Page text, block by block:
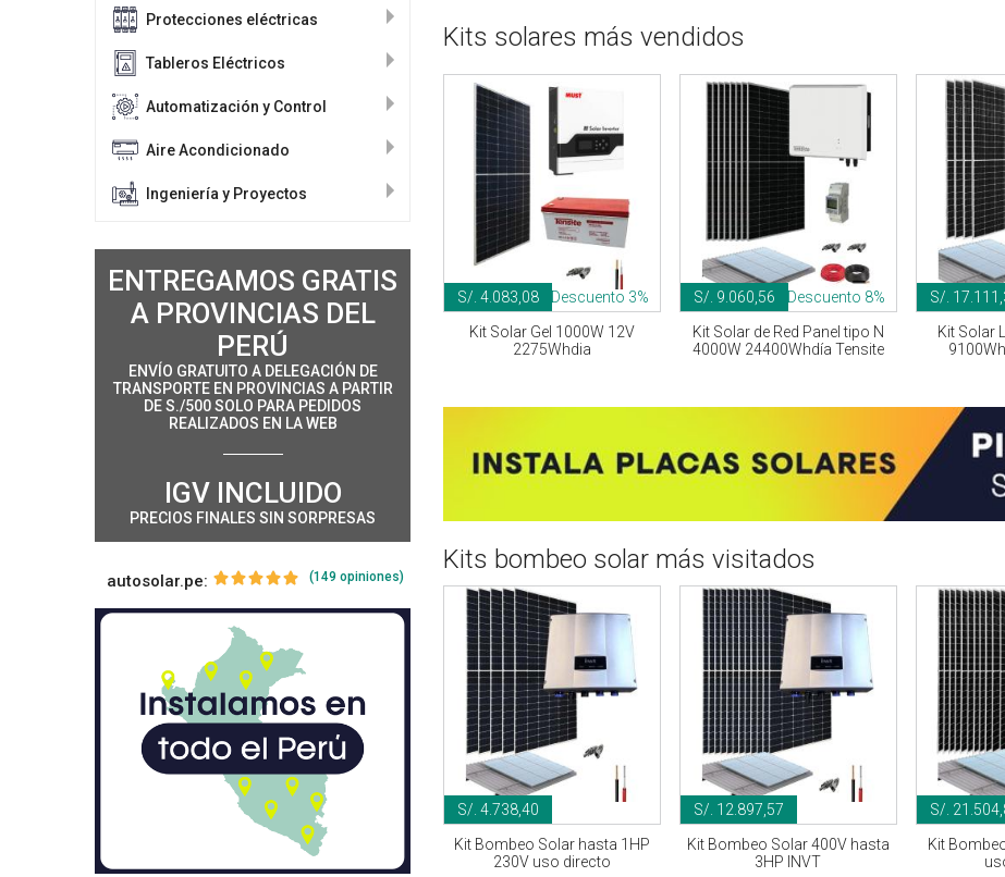
Protecciones eléctricas
Tableros Eléctricos
Automatización y Control
Aire Acondicionado
Ingeniería y Proyectos
ENTREGAMOS GRATIS
A PROVINCIAS DEL
PERÚ
ENVÍO GRATUITO A DELEGACIÓN DE
TRANSPORTE EN PROVINCIAS A PARTIR
DE S./500 SOLO PARA PEDIDOS
REALIZADOS EN LA WEB
IGV INCLUIDO
PRECIOS FINALES SIN SORPRESAS
autosolar.pe: (149 opiniones)
Kits solares más vendidos
S/. 4.083,08
Descuento 3%
Kit Solar Gel 1000W 12V
2275Whdia
S/. 9.060,56
Descuento 8%
Kit Solar de Red Panel tipo N
4000W 24400Whdía Tensite
S/.
Kit Solar
Kits bombeo solar más visitados
S/. 4.738,40
Kit Bombeo Solar hasta 1HP
230V uso directo
S/. 12.897,57
Kit Bombeo Solar 400V hasta
3HP INVT
S/.
Kit